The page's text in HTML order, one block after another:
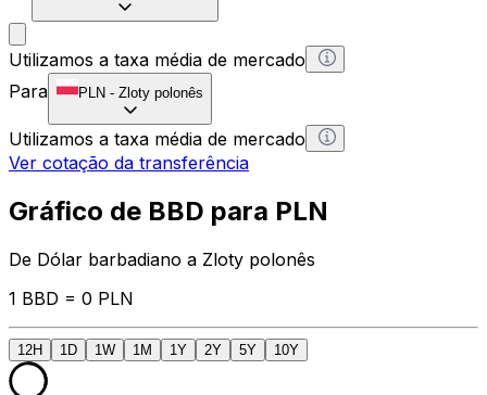
Utilizamos a taxa média de mercado
Para
PLN - Zloty polonês
Utilizamos a taxa média de mercado
Ver cotação da transferência
Gráfico de BBD para PLN
De Dólar barbadiano a Zloty polonês
1 BBD = 0 PLN
12H 1D 1W 1M 1Y 2Y 5Y 10Y